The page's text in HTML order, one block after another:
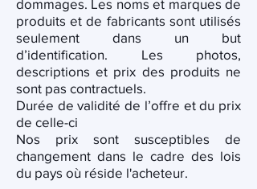
dommages. Les noms et marques de
produits et de fabricants sont utilisés
seulement dans un but
d’identification. Les photos,
descriptions et prix des produits ne
sont pas contractuels.
Durée de validité de l’offre et du prix
de celle-ci
Nos prix sont susceptibles de
changement dans le cadre des lois
du pays où réside l'acheteur.